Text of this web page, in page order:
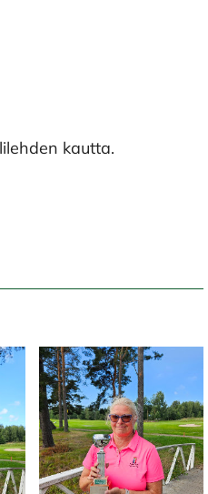
kautta.